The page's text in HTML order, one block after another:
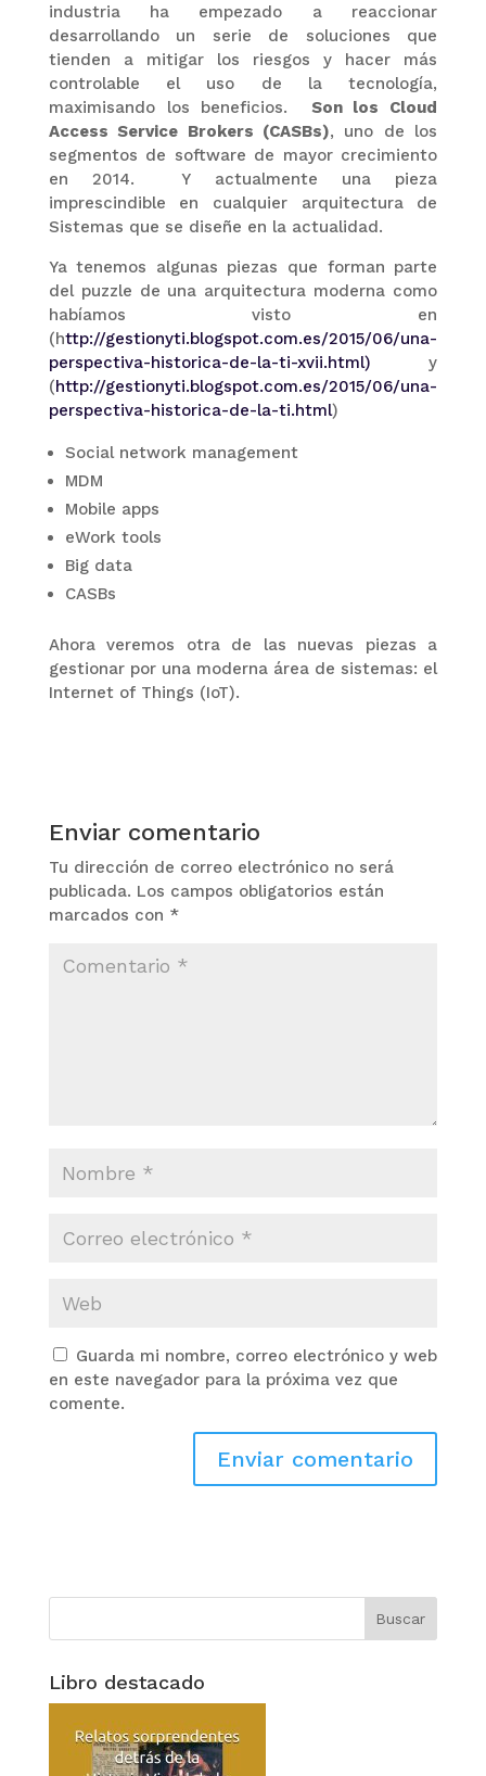
industria ha empezado a reaccionar
desarrollando un serie de soluciones que
tienden a mitigar los riesgos y hacer más
controlable el uso de la tecnología,
maximisando los beneficios. Son los Cloud
Access Service Brokers (CASBs), uno de los
segmentos de software de mayor crecimiento
en 2014. Y actualmente una pieza
imprescindible en cualquier arquitectura de
Sistemas que se diseñe en la actualidad.
Ya tenemos algunas piezas que forman parte
del puzzle de una arquitectura moderna como
habíamos visto en
(http://gestionyti.blogspot.com.es/2015/06/una-
perspectiva-historica-de-la-ti-xvii.html) y
(http://gestionyti.blogspot.com.es/2015/06/una-
perspectiva-historica-de-la-ti.html)
Social network management
MDM
Mobile apps
eWork tools
Big data
CASBs
Ahora veremos otra de las nuevas piezas a
gestionar por una moderna área de sistemas: el
Internet of Things (IoT).
Enviar comentario
Tu dirección de correo electrónico no será
publicada. Los campos obligatorios están
marcados con *
Guarda mi nombre, correo electrónico y web
en este navegador para la próxima vez que
comente.
Libro destacado